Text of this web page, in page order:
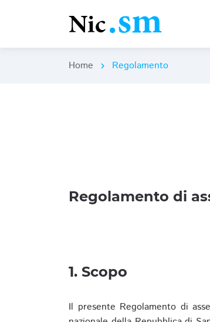
Home chevron_right Regolamento
Regolamento di
1. Scopo
Il presente Regolamento di